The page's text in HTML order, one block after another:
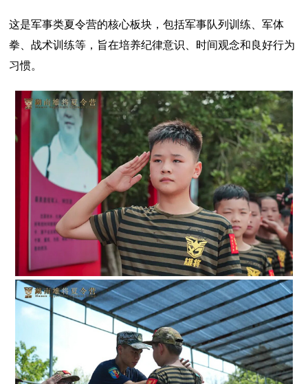
这是军事类夏令营的核心板块，包括军事队列训练、军体
拳、战术训练等，旨在培养纪律意识、时间观念和良好行为
习惯。